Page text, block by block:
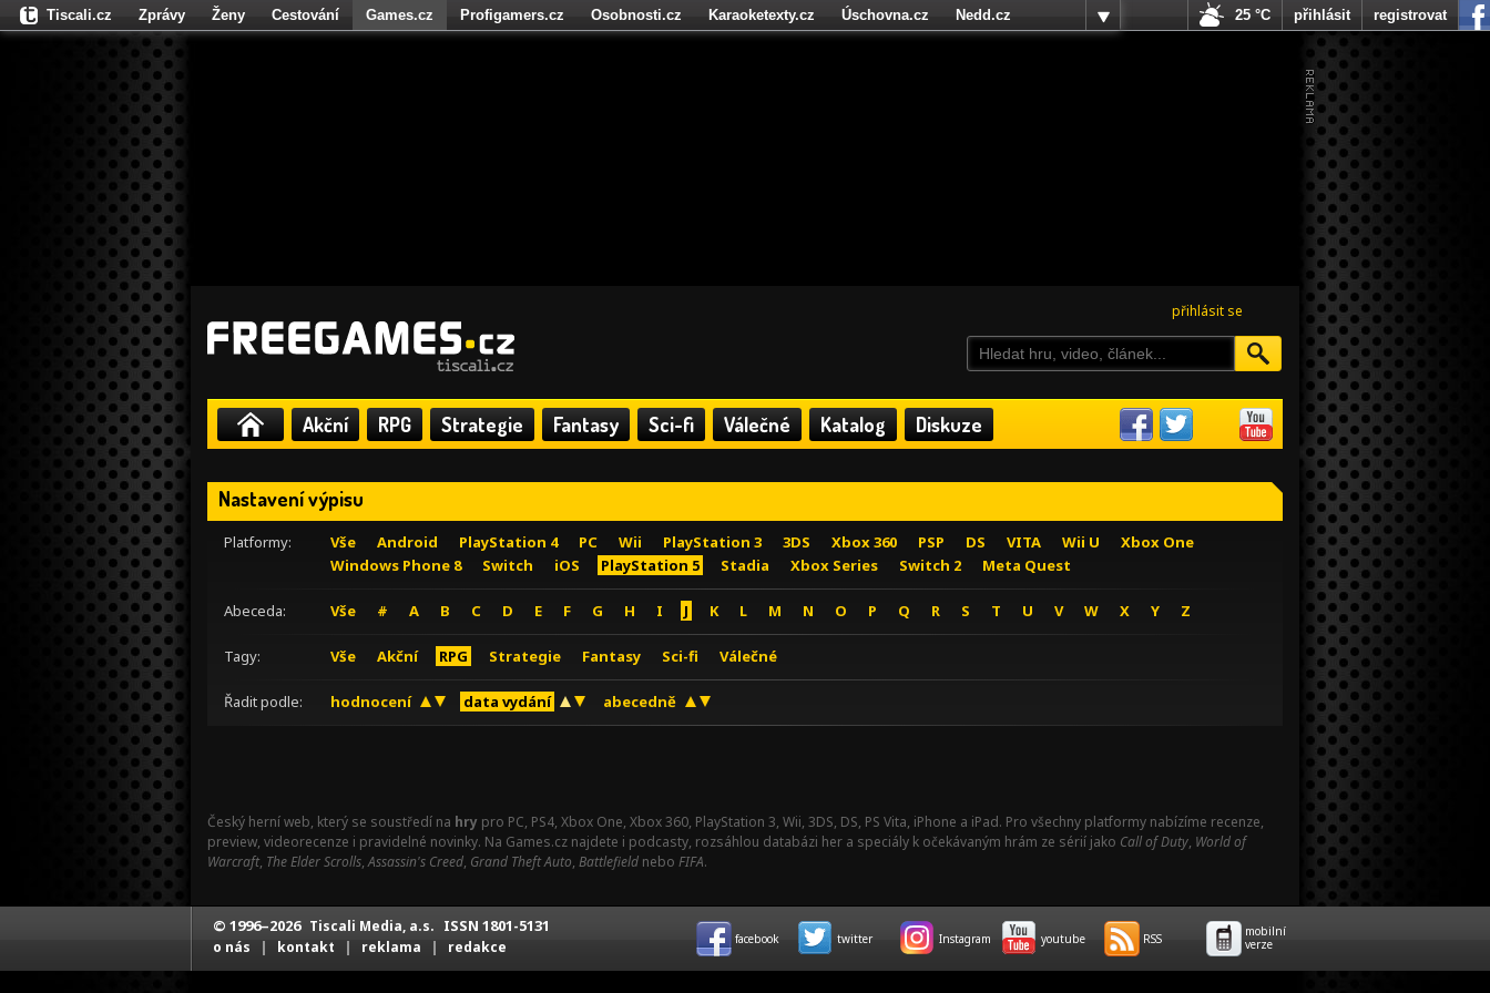
přihlásit se
Akční RPG Strategie Fantasy Sci-fi Válečné Katalog Diskuze
Nastavení výpisu
Platformy: Vše Android PlayStation 4 PC Wii PlayStation 3 3DS Xbox 360 PSP DS VITA Wii U
Xbox One
Windows Phone 8
Switch iOS PlayStation 5 Stadia Xbox Series Switch 2 Meta Quest
Abeceda: Vše # A B C D E F G H I J K L M N O P Q R S T U V W X Y Z
Tagy: Vše Akční RPG Strategie Fantasy Sci-fi Válečné
Řadit podle: hodnocení data vydání abecedně
Český herní web, který se soustředí na hry pro PC, PS4, Xbox One, Xbox 360, PlayStation 3, Wii, 3DS, DS, PS Vita, iPhone a iPad. Pro všechny platformy nabízíme recenze,
preview, videorecenze i pravidelné novinky. Na Games.cz najdete i podcasty, rozsáhlou databázi her a speciály k očekávaným hrám ze sérií jako Call of Duty, World of
Warcraft, The Elder Scrolls,Assassin's Creed, Grand Theft Auto, Battlefield nebo FIFA.
Tiscali.cz Zprávy Ženy Cestování Games.cz Profigamers.cz Osobnosti.cz Karaoketexty.cz Úschovna.cz
Nedd.cz
Fights.cz
25 °C přihlásit registrovat
© 1996–2026 Tiscali Media, a.s. ISSN 1801-5131
o nás | kontakt | reklama | redakce facebook twitter Instagram youtube RSS
mobilní
verze